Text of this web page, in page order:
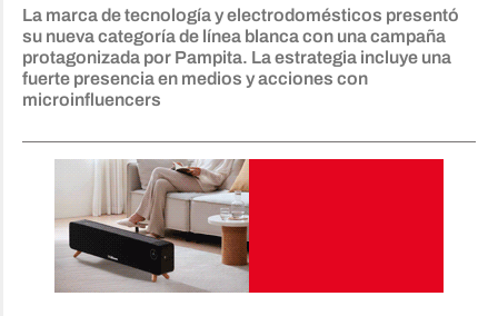
Anuncie
Contacto
La marca de tecnología y electrodomésticos presentó
su nueva categoría de línea blanca con una campaña
protagonizada por Pampita. La estrategia incluye una
fuerte presencia en medios y acciones con
microinfluencers